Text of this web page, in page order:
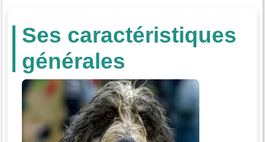
Ses caractéristiques
générales